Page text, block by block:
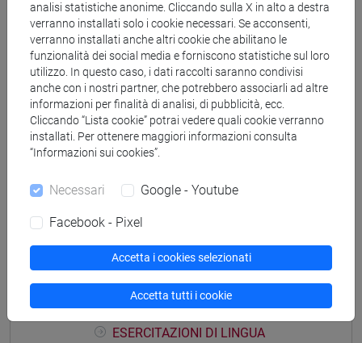
ESERCITAZIONI DI LINGUA
GIAPPONESE 2 MOD. 1E Cognomi C-G
ESERCITAZIONI DI LINGUA
GIAPPONESE 2 MOD. 1E Cognomi H-N
ESERCITAZIONI DI LINGUA
GIAPPONESE 2 MOD. 1E Cognomi O-S
ESERCITAZIONI DI LINGUA
GIAPPONESE 2 MOD. 1E Cognomi T-Z
MOD. 2A
GIAPPONESE 2 MOD. 2A Cognomi A-L
ESERCITAZIONI DI LINGUA
GIAPPONESE 2 MOD. 2A Cognomi M-Z
ESERCITAZIONI DI LINGUA GIAPPONESE 2
ESERCITAZIONI DI LINGUA
analisi statistiche anonime. Cliccando sulla X in alto a destra
verranno installati solo i cookie necessari. Se acconsenti,
verranno installati anche altri cookie che abilitano le
funzionalità dei social media e forniscono statistiche sul loro
utilizzo. In questo caso, i dati raccolti saranno condivisi
anche con i nostri partner, che potrebbero associarli ad altre
informazioni per finalità di analisi, di pubblicità, ecc.
Cliccando “Lista cookie” potrai vedere quali cookie verranno
installati. Per ottenere maggiori informazioni consulta
“Informazioni sui cookies”.
Necessari Google - Youtube
Facebook - Pixel
Accetta i cookies selezionati
Accetta tutti i cookie